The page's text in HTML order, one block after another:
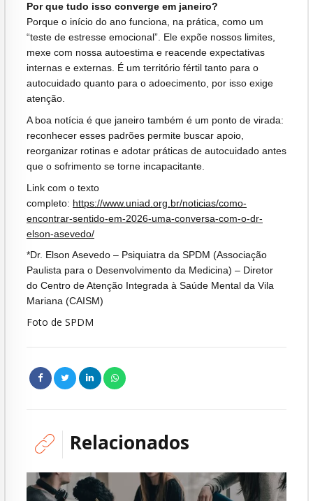
Por que tudo isso converge em janeiro?
Porque o início do ano funciona, na prática, como um
“teste de estresse emocional”. Ele expõe nossos limites,
mexe com nossa autoestima e reacende expectativas
internas e externas. É um território fértil tanto para o
autocuidado quanto para o adoecimento, por isso exige
atenção.
A boa notícia é que janeiro também é um ponto de virada:
reconhecer esses padrões permite buscar apoio,
reorganizar rotinas e adotar práticas de autocuidado antes
que o sofrimento se torne incapacitante.
Link com o texto
completo: https://www.uniad.org.br/noticias/como-
encontrar-sentido-em-2026-uma-conversa-com-o-dr-
elson-asevedo/
*Dr. Elson Asevedo – Psiquiatra da SPDM (Associação
Paulista para o Desenvolvimento da Medicina) – Diretor
do Centro de Atenção Integrada à Saúde Mental da Vila
Mariana (CAISM)
Foto de SPDM
Relacionados